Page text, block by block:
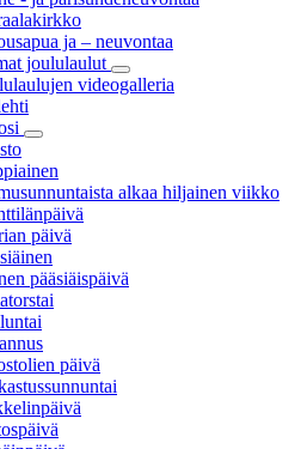
ja – neuvontaa
joululaulut
videogalleria
alkaa hiljainen viikko
päivä
pääsiäispäivä
päivä